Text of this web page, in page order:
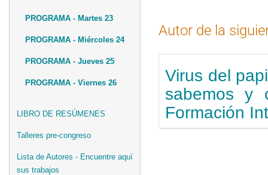
PROGRAMA - Martes 23
PROGRAMA - Miércoles 24
PROGRAMA - Jueves 25
PROGRAMA - Viernes 26
LIBRO DE RESÚMENES
Talleres pre-congreso
Lista de Autores - Encuentre aquí
sus trabajos
Autor de la
Virus del
sabemos y
Formación